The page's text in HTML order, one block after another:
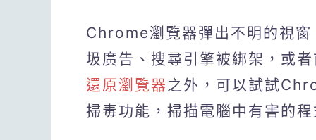
Chrome瀏覽器彈出不明的視
圾廣告、搜尋引擎被綁架，或
還原瀏覽器 之外，可以試試
掃毒功能，掃描電腦中有害的